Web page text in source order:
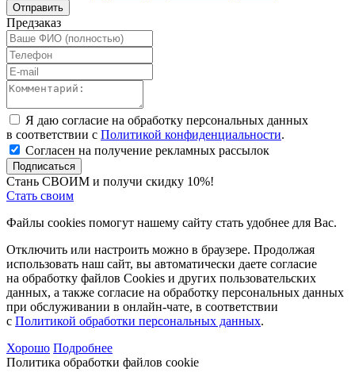
Отправить
Предзаказ
Я даю согласие на обработку персональных данных
в соответствии с Политикой конфиденциальности.
Согласен на получение рекламных рассылок
Подписаться
Стань СВОИМ и получи скидку 10%!
Стать своим
Файлы cookies помогут нашему сайту стать удобнее для Вас.
Отключить или настроить можно в браузере. Продолжая
использовать наш сайт, вы автоматически даете согласие
на обработку файлов Cookies и других пользовательских
данных, а также согласие на обработку персональных данных
при обслуживании в онлайн-чате, в соответствии
с Политикой обработки персональных данных.
Хорошо Подробнее
Политика обработки файлов cookie